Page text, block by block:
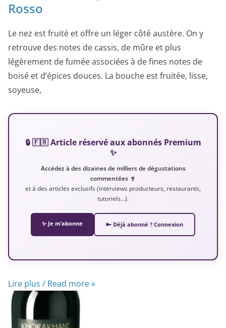
Rosso
Le nez est fruité et offre un léger côté austère. On y
retrouve des notes de cassis, de mûre et plus
légèrement de fumée associées à de fines notes de
boisé et d’épices douces. La bouche est fruitée, lisse,
soyeuse,
🔒 🇫🇷 Article réservé aux abonnés Premium
✨
Accédez à des dizaines de milliers de dégustations
commentées 🍷
et à des articles exclusifs (interviews producteurs, restaurants,
tutoriels…).
✨ Je m’abonne 🔑 Déjà abonné ? Connexion
Lire plus / Read more »